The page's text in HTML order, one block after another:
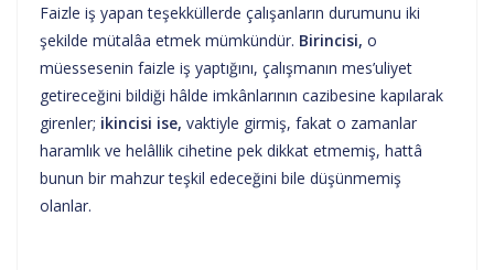
Faizle iş yapan teşekküllerde çalışanların durumunu iki
şekilde mütalâa etmek mümkündür. Birincisi, o
müessesenin faizle iş yaptığını, çalışmanın mes’uliyet
getireceğini bildiği hâlde imkânlarının cazibesine kapılarak
girenler; ikincisi ise, vaktiyle girmiş, fakat o zamanlar
haramlık ve helâllik cihetine pek dikkat etmemiş, hattâ
bunun bir mahzur teşkil edeceğini bile düşünmemiş
olanlar.